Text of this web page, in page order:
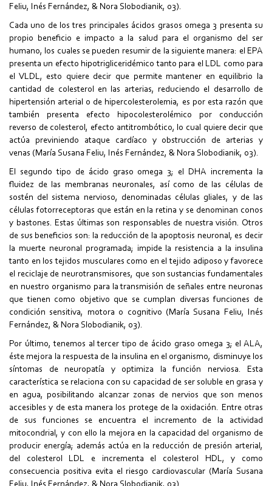
Feliu, Inés Fernández, & Nora Slobodianik, 03).
Cada uno de los tres principales ácidos grasos omega 3 presenta su
propio beneficio e impacto a la salud para el organismo del ser
humano, los cuales se pueden resumir de la siguiente manera: el EPA
presenta un efecto hipotrigliceridémico tanto para el LDL como para
el VLDL, esto quiere decir que permite mantener en equilibrio la
cantidad de colesterol en las arterias, reduciendo el desarrollo de
hipertensión arterial o de hipercolesterolemia, es por esta razón que
también presenta efecto hipocolesterolémico por conducción
reverso de colesterol, efecto antitrombótico, lo cual quiere decir que
actúa previniendo ataque cardíaco y obstrucción de arterias y
venas (María Susana Feliu, Inés Fernández, & Nora Slobodianik, 03).
El segundo tipo de ácido graso omega 3; el DHA incrementa la
fluidez de las membranas neuronales, así como de las células de
sostén del sistema nervioso, denominadas células gliales, y de las
células fotorreceptoras que están en la retina y se denominan conos
y bastones. Estas últimas son responsables de nuestra visión. Otros
de sus beneficios son: la reducción de la apoptosis neuronal, es decir
la muerte neuronal programada; impide la resistencia a la insulina
tanto en los tejidos musculares como en el tejido adiposo y favorece
el reciclaje de neurotransmisores, que son sustancias fundamentales
en nuestro organismo para la transmisión de señales entre neuronas
que tienen como objetivo que se cumplan diversas funciones de
condición sensitiva, motora o cognitivo (María Susana Feliu, Inés
Fernández, & Nora Slobodianik, 03).
Por último, tenemos al tercer tipo de ácido graso omega 3; el ALA,
éste mejora la respuesta de la insulina en el organismo, disminuye los
síntomas de neuropatía y optimiza la función nerviosa. Esta
característica se relaciona con su capacidad de ser soluble en grasa y
en agua, posibilitando alcanzar zonas de nervios que son menos
accesibles y de esta manera los protege de la oxidación. Entre otras
de sus funciones se encuentra el incremento de la actividad
mitocondrial, y con ello la mejora en la capacidad del organismo de
producir energía; además actúa en la reducción de presión arterial,
del colesterol LDL e incrementa el colesterol HDL, y como
consecuencia positiva evita el riesgo cardiovascular (María Susana